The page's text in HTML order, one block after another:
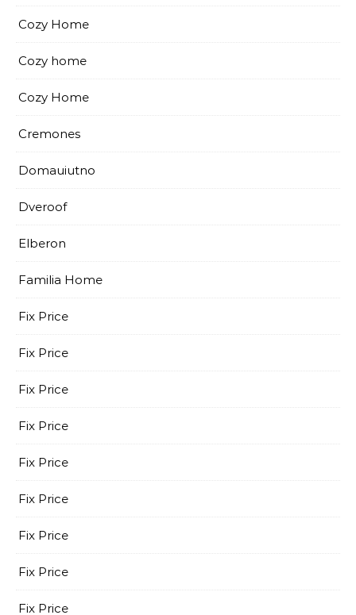
Cozy Home
Cozy home
Cozy Home
Cremones
Domauiutno
Dveroof
Elberon
Familia Home
Fix Price
Fix Price
Fix Price
Fix Price
Fix Price
Fix Price
Fix Price
Fix Price
Fix Price